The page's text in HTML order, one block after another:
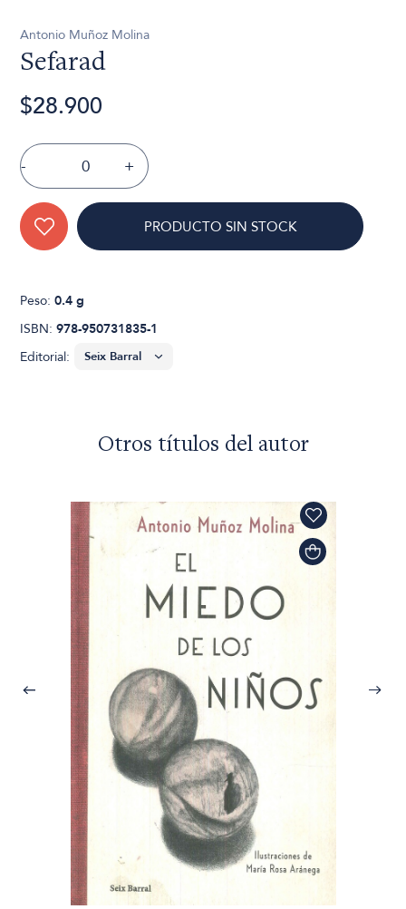
Antonio Muñoz Molina
Sefarad
$28.900
- +
PRODUCTO SIN STOCK
Peso:0.4 g
ISBN:978-950731835-1
Editorial:
Otros títulos del autor